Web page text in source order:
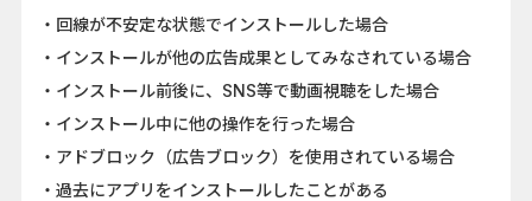
・回線が不安定な状態でインストールした場合
・インストールが他の広告成果としてみなされている場合
・インストール前後に、SNS等で動画視聴をした場合
・インストール中に他の操作を行った場合
・アドブロック（広告ブロック）を使用されている場合
・過去にアプリをインストールしたことがある